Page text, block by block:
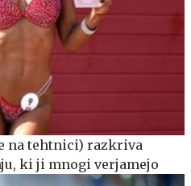
na tehtnici) razkriva
ki ji mnogi verjamejo